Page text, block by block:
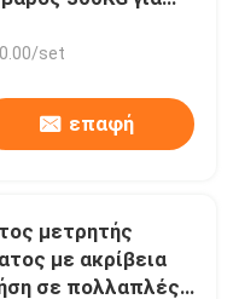
μέτρησης
set
επαφή
μετρητής
με ακρίβεια
σε πολλαπλές